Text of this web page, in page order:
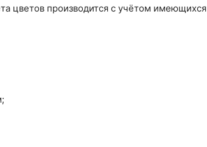
цветов производится с учётом имеющихся